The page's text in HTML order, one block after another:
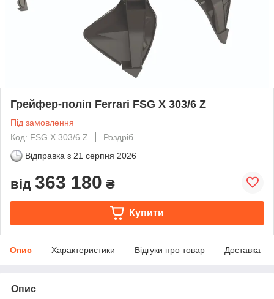
Грейфер-поліп Ferrari FSG X 303/6 Z
Під замовлення
Код: FSG X 303/6 Z
Роздріб
Відправка з 21 серпня 2026
від 363 180 ₴
Купити
Опис Характеристики Відгуки про товар Доставка
Опис